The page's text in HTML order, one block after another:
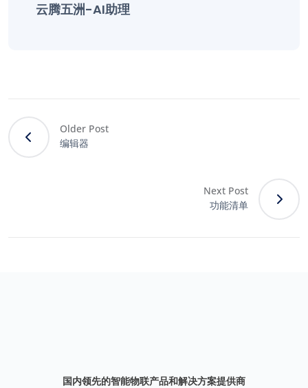
云腾五洲-AI助理
Older Post
编辑器
Next Post
功能清单
国内领先的智能物联产品和解决方案提供商